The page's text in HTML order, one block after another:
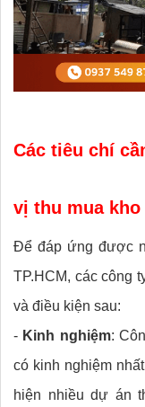
Các tiêu chí
vị thu mua
Để đáp ứng được
TP.HCM, các công
và điều kiện sau:
- Kinh nghiệm:
có kinh nghiệm
hiện nhiều dự án